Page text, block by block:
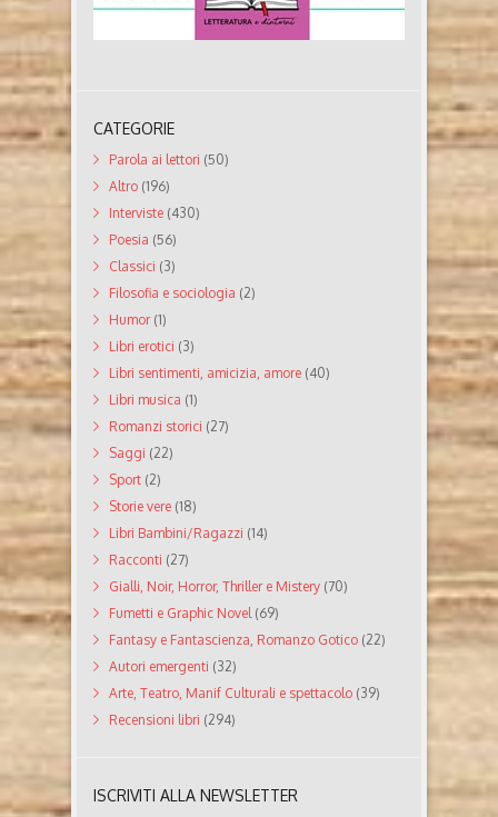
CATEGORIE
Parola ai lettori (50)
Altro (196)
Interviste (430)
Poesia (56)
Classici (3)
Filosofia e sociologia (2)
Humor(1)
Libri erotici (3)
Libri sentimenti, amicizia, amore (40)
Libri musica (1)
Romanzi storici (27)
Saggi (22)
Sport (2)
Storie vere (18)
Libri Bambini/Ragazzi (14)
Racconti (27)
Gialli, Noir, Horror, Thriller e Mistery (70)
Fumetti e Graphic Novel(69)
Fantasy e Fantascienza, Romanzo Gotico (22)
Autori emergenti (32)
Arte, Teatro, Manif Culturali e spettacolo (39)
Recensioni libri (294)
ISCRIVITI ALLA NEWSLETTER